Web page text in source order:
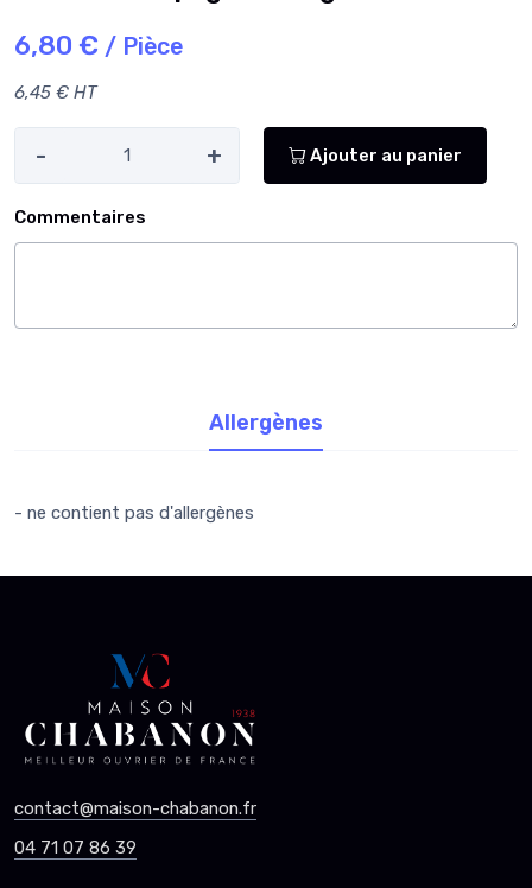
6,80 € / Pièce
6,45 € HT
- + Ajouter au panier
Commentaires
Allergènes
- ne contient pas d'allergènes
contact@maison-chabanon.fr
04 71 07 86 39